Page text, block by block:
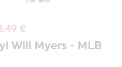
€
Will Myers - MLB